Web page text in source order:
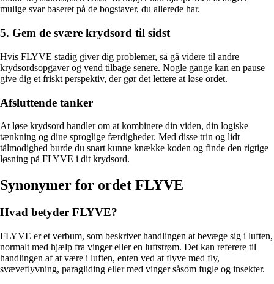
mulige svar baseret på de bogstaver, du allerede har.
5. Gem de svære krydsord til sidst
Hvis FLYVE stadig giver dig problemer, så gå videre til andre
krydsordsopgaver og vend tilbage senere. Nogle gange kan en pause
give dig et friskt perspektiv, der gør det lettere at løse ordet.
Afsluttende tanker
At løse krydsord handler om at kombinere din viden, din logiske
tænkning og dine sproglige færdigheder. Med disse trin og lidt
tålmodighed burde du snart kunne knække koden og finde den rigtige
løsning på FLYVE i dit krydsord.
Synonymer for ordet FLYVE
Hvad betyder FLYVE?
FLYVE er et verbum, som beskriver handlingen at bevæge sig i luften,
normalt med hjælp fra vinger eller en luftstrøm. Det kan referere til
handlingen af at være i luften, enten ved at flyve med fly,
svæveflyvning, paragliding eller med vinger såsom fugle og insekter.